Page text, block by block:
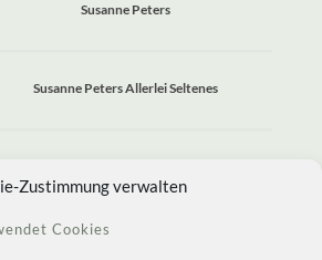
Zustimmung verwalten
Cookies
Susanne Peters
Susanne Peters Allerlei Seltenes